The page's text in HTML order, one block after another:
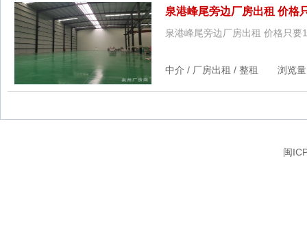
泉港峰尾旁边厂房出租 价格
泉港峰尾旁边厂房出租 价格只要
中介 / 厂房出租 / 整租 浏览
闽